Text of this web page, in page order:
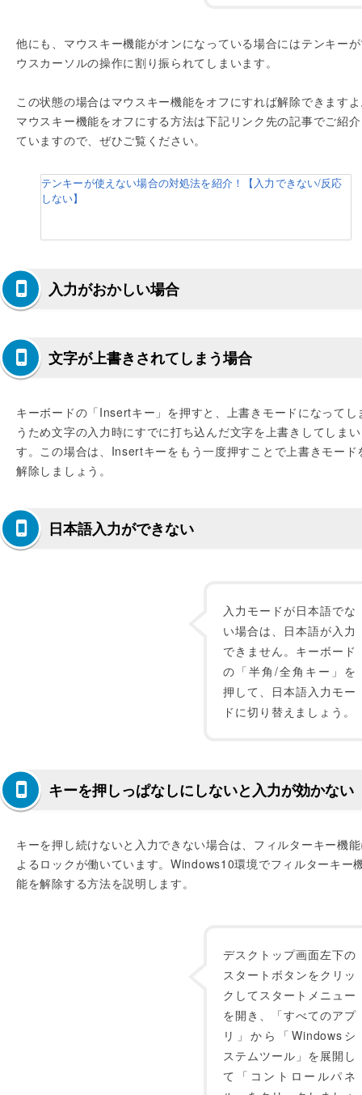
他にも、マウスキー機能がオンになっている場合にはテンキー
ウスカーソルの操作に割り振られてしまいます。
この状態の場合はマウスキー機能をオフにすれば解除できます
マウスキー機能をオフにする方法は下記リンク先の記事でご紹
ていますので、ぜひご覧ください。
テンキーが使えない場合の対処法を紹介！【入力できない/反応
しない】
入力がおかしい場合
文字が上書きされてしまう場合
キーボードの「Insertキー」を押すと、上書きモードになってし
うため文字の入力時にすでに打ち込んだ文字を上書きしてしま
す。この場合は、Insertキーをもう一度押すことで上書きモード
解除しましょう。
日本語入力ができない
入力モードが日本語でな
い場合は、日本語が入力
できません。キーボード
の「半角/全角キー」を
押して、日本語入力モー
ドに切り替えましょう。
キーを押しっぱなしにしないと入力が効かない
キーを押し続けないと入力できない場合は、フィルターキー機
よるロックが働いています。Windows10環境でフィルターキー
能を解除する方法を説明します。
デスクトップ画面左下の
スタートボタンをクリッ
クしてスタートメニュー
を開き、「すべてのアプ
リ」から「Windowsシ
ステムツール」を展開し
て「コントロールパネ